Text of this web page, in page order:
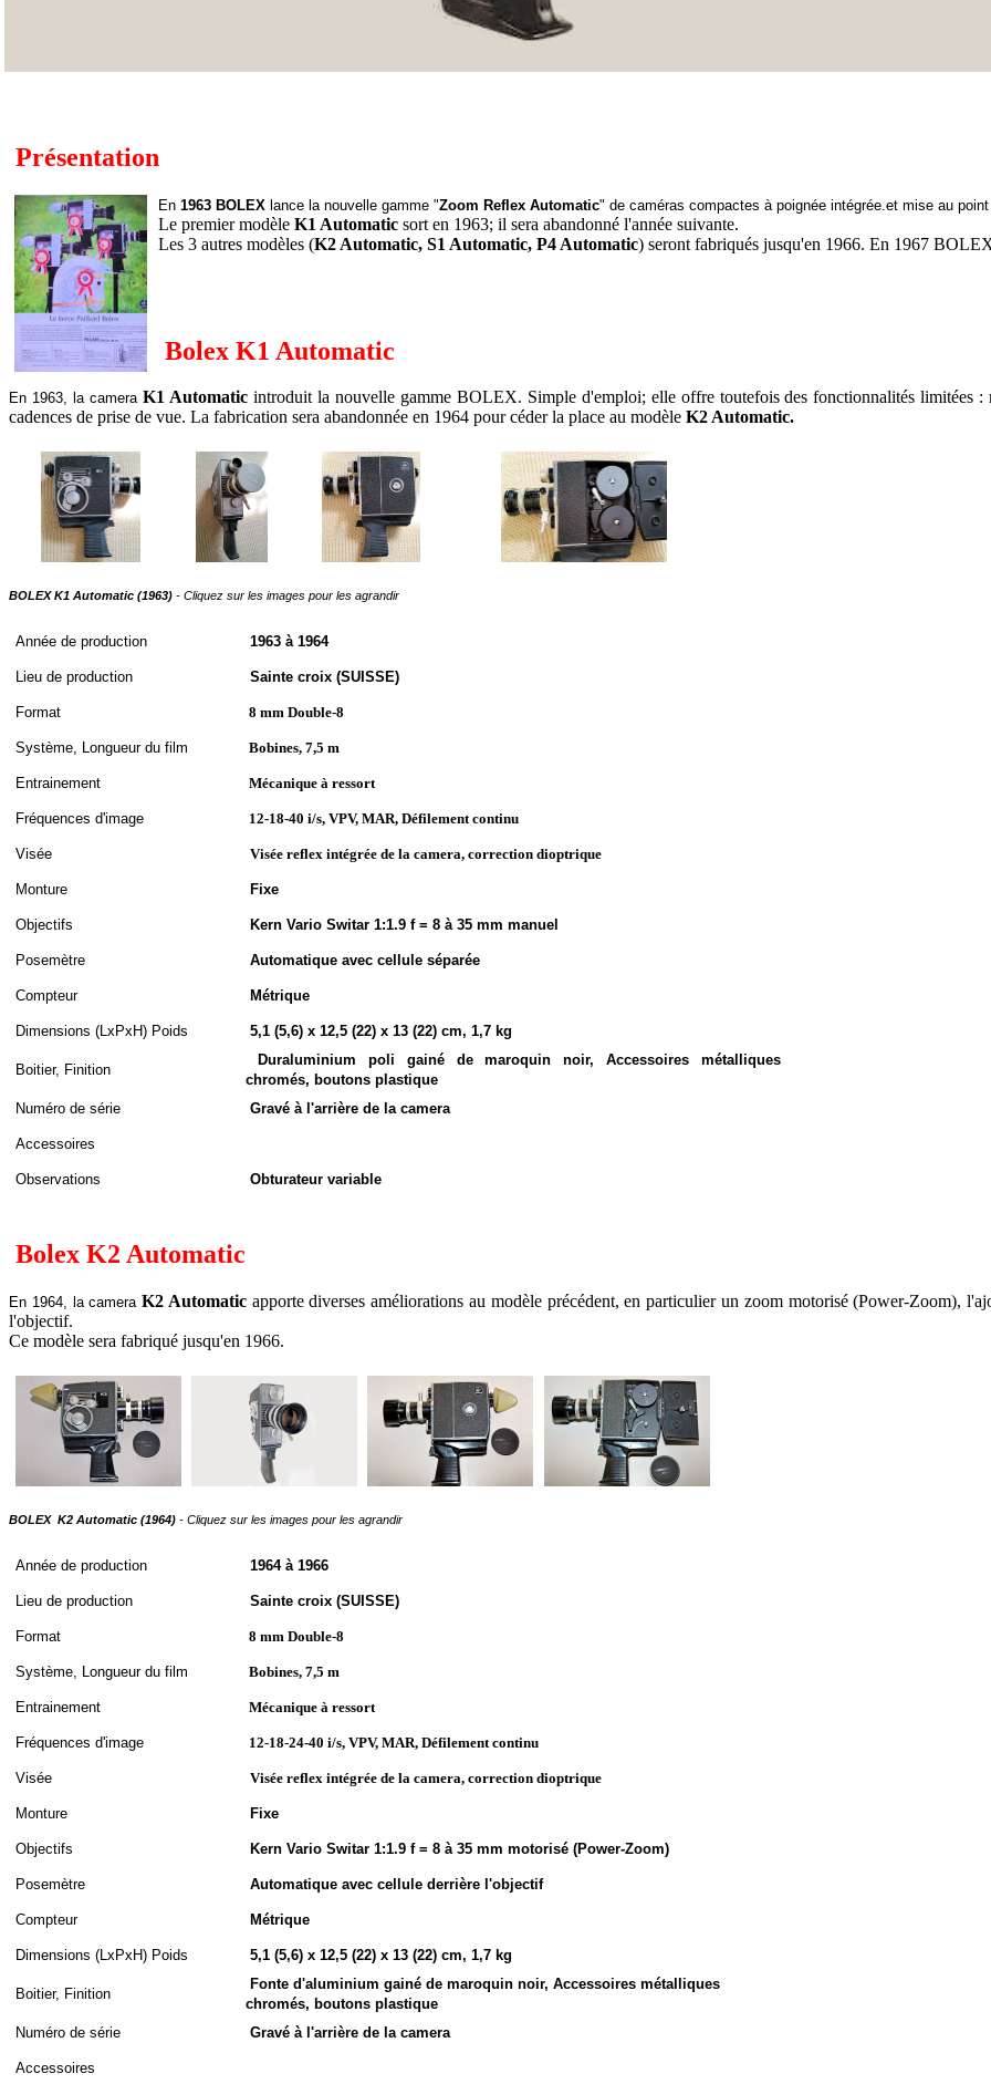
Présentation
En 1963 BOLEX lance la nouvelle gamme "Zoom Reflex Automatic" de caméras compactes à poignée intégrée.et mise au point
Le premier modèle K1 Automatic sort en 1963; il sera abandonné l'année suivante.
Les 3 autres modèles (K2 Automatic, S1 Automatic, P4 Automatic) seront fabriqués jusqu'en 1966. En 1967
Bolex K1 Automatic
En 1963, la camera K1 Automaticintroduit la nouvelle gamme BOLEX. Simple d'emploi; elle offre toutefois des fonctionnalités limitées
cadences de prise de vue. La fabrication sera abandonnée en 1964 pour céder la place au modèle K2 Automatic.
BOLEX K1 Automatic (1963) - Cliquez sur les images pour les agrandir
Année de production 1963 à 1964
Lieu de production Sainte croix (SUISSE)
Format 8 mm Double-8
Système, Longueur du film Bobines, 7,5 m
Entrainement Mécanique à ressort
Fréquences d'image 12-18-40 i/s, VPV, MAR, Défilement continu
Visée Visée reflex intégrée de la camera, correction dioptrique
Monture Fixe
Objectifs Kern Vario Switar 1:1.9 f = 8 à 35 mm manuel
Posemètre Automatique avec cellule séparée
Compteur Métrique
Dimensions (LxPxH) Poids 5,1 (5,6) x 12,5 (22) x 13 (22) cm, 1,7 kg
Boitier, Finition
Duraluminium poli gainé de maroquin noir, Accessoires métalliques
chromés, boutons plastique
Numéro de série
Gravé à l'arrière de la camera
Accessoires
Observations Obturateur variable
Bolex K2 Automatic
En 1964, la cameraK2 Automaticapporte diverses améliorations au modèle précédent, en particulier un zoom motorisé (Power-Zoom),
l'objectif.
Ce modèle sera fabriqué jusqu'en 1966.
BOLEX K2 Automatic (1964) - Cliquez sur les images pour les agrandir
Année de production 1964 à 1966
Lieu de production Sainte croix (SUISSE)
Format 8 mm Double-8
Système, Longueur du film Bobines, 7,5 m
Entrainement Mécanique à ressort
Fréquences d'image 12-18-24-40 i/s, VPV, MAR, Défilement continu
Visée Visée reflex intégrée de la camera, correction dioptrique
Monture Fixe
Objectifs Kern Vario Switar 1:1.9 f = 8 à 35 mm motorisé (Power-Zoom)
Posemètre Automatique avec cellule derrière l'objectif
Compteur Métrique
Dimensions (LxPxH) Poids 5,1 (5,6) x 12,5 (22) x 13 (22) cm, 1,7 kg
Boitier, Finition
Fonte d'aluminium gainé de maroquin noir, Accessoires métalliques
chromés, boutons plastique
Numéro de série
Gravé à l'arrière de la camera
Accessoires